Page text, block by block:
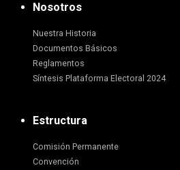
Nosotros
Nuestra Historia
Documentos Básicos
Reglamentos
Síntesis Plataforma Electoral 2024
Estructura
Comisión Permanente
Convención